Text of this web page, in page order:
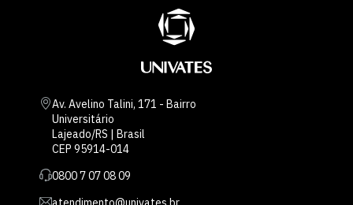
Av. Avelino Talini, 171 - Bairro
Universitário
Lajeado/RS | Brasil
CEP 95914-014
0800 7 07 08 09